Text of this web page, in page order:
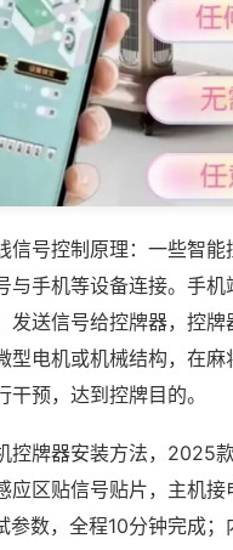
信号控制原理：一些智能
与手机等设备连接。手
发送信号给控牌器，控
型电机或机械结构，在麻
干预，达到控牌目的。
控牌器安装方法，2025
应区贴信号贴片，主机接
参数，全程10分钟完成；